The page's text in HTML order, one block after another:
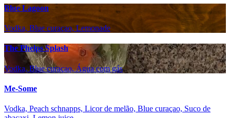
Blue Lagoon
Vodka, Blue curaçao, Lemonade
The Phelps Splash
Vodka, Blue curaçao, Água com gás
Me-Some
Vodka, Peach schnapps, Licor de melão, Blue curaçao, Suco de